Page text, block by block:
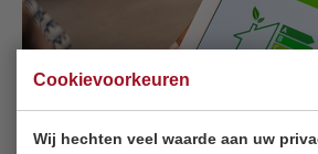
Cookievoorkeuren
Wij hechten veel waarde aan uw